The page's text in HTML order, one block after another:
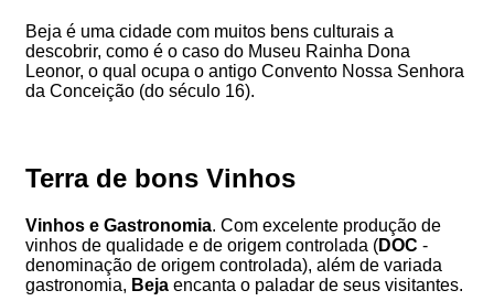
Beja é uma cidade com muitos bens culturais a
descobrir, como é o caso do Museu Rainha Dona
Leonor, o qual ocupa o antigo Convento Nossa Senhora
da Conceição (do século 16).
Terra de bons Vinhos
Vinhos e Gastronomia. Com excelente produção de
vinhos de qualidade e de origem controlada (DOC -
denominação de origem controlada), além de variada
gastronomia, Beja encanta o paladar de seus visitantes.